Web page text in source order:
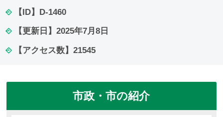
【ID】 D-1460
【更新日】 2025年7月8日
【アクセス数】 21545
市政・市の紹介